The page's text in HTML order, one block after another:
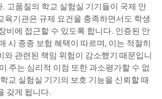
고품질의 학교 실험실 기기들이 국제 안
육기관은 규제 요건을 충족하면서도 학생
비에 접근할 수 있도록 합니다. 인증된 안
시 종종 보험 혜택이 따르며, 이는 적절히
와 관련된 책임 위험이 감소했기 때문입니
주는 심리적 이점 또한 과소평가할 수 없
교 실험실 기기의 보호 기능을 신뢰할 때
갖게 됩니다.